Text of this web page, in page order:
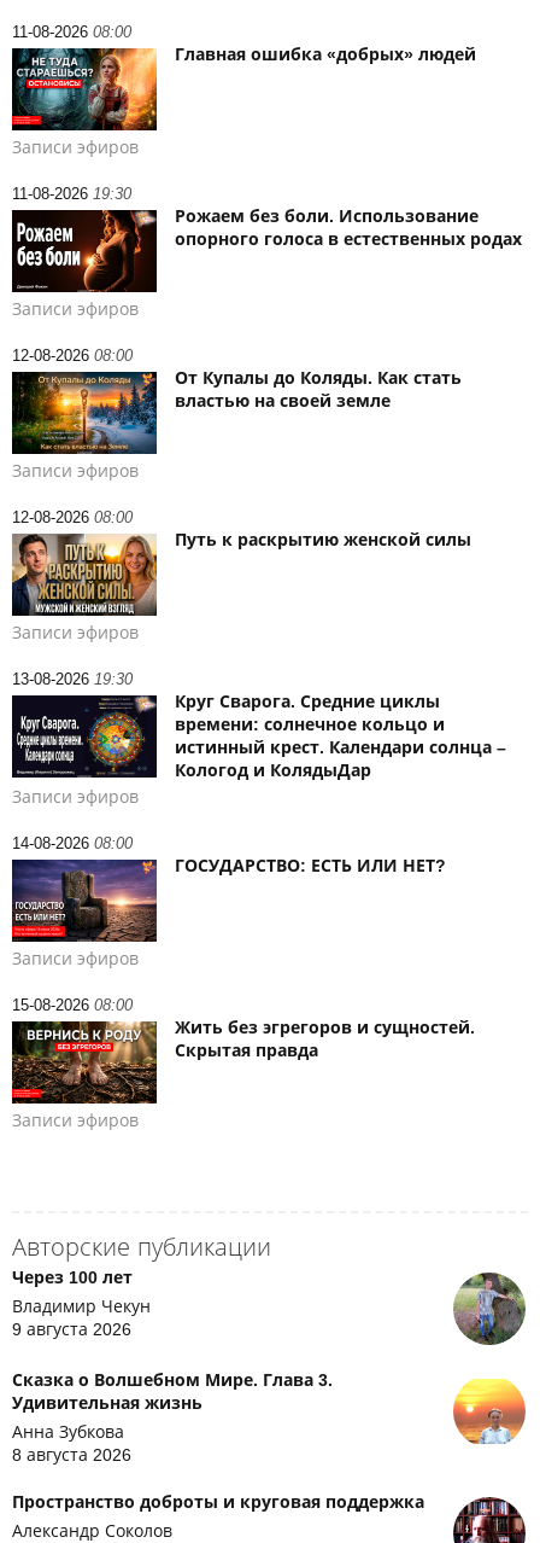
11-08-2026 08:00
Главная ошибка «добрых» людей
Записи эфиров
11-08-2026 19:30
Рожаем без боли. Использование
опорного голоса в естественных родах
Записи эфиров
12-08-2026 08:00
От Купалы до Коляды. Как стать
властью на своей земле
Записи эфиров
12-08-2026 08:00
Путь к раскрытию женской силы
Записи эфиров
13-08-2026 19:30
Круг Сварога. Средние циклы
времени: солнечное кольцо и
истинный крест. Календари солнца –
Кологод и КолядыДар
Записи эфиров
14-08-2026 08:00
ГОСУДАРСТВО: ЕСТЬ ИЛИ НЕТ?
Записи эфиров
15-08-2026 08:00
Жить без эгрегоров и сущностей.
Скрытая правда
Записи эфиров
Авторские публикации
Через 100 лет
Владимир Чекун
9 августа 2026
Сказка о Волшебном Мире. Глава 3.
Удивительная жизнь
Анна Зубкова
8 августа 2026
Пространство доброты и круговая поддержка
Александр Соколов